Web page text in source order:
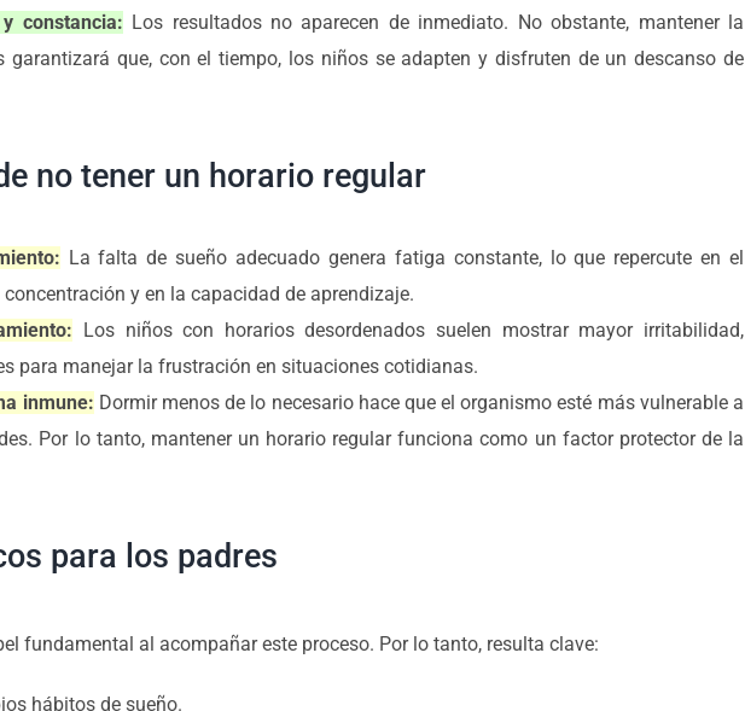
constancia: Los resultados no aparecen de inmediato. No obstante, mantener la
garantizará que, con el tiempo, los niños se adapten y disfruten de un descanso de
no tener un horario regular
La falta de sueño adecuado genera fatiga constante, lo que repercute en el
y en la capacidad de aprendizaje.
Los niños con horarios desordenados suelen mostrar mayor irritabilidad,
para manejar la frustración en situaciones cotidianas.
inmune: Dormir menos de lo necesario hace que el organismo esté más vulnerable a
Por lo tanto, mantener un horario regular funciona como un factor protector de la
para los padres
fundamental al acompañar este proceso. Por lo tanto, resulta clave:
hábitos de sueño.